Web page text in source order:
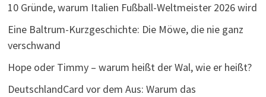
10 Gründe, warum Italien Fußball-Weltmeister 2026 wird
Eine Baltrum-Kurzgeschichte: Die Möwe, die nie ganz
verschwand
Hope oder Timmy – warum heißt der Wal, wie er heißt?
DeutschlandCard vor dem Aus: Warum das